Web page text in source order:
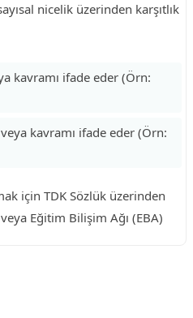
nicelik üzerinden karşıtlık
kavramı ifade eder (Örn:
kavramı ifade eder (Örn:
için TDK Sözlük üzerinden
Eğitim Bilişim Ağı (EBA)